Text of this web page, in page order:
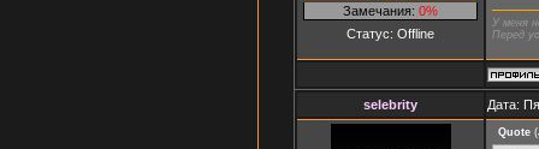
Замечания: 0%
Статус: Offline
У меня
Перед
selebrity Дата:
Quote (